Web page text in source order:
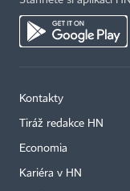
Kontakty
Tiráž redakce HN
Economia
Kariéra v HN